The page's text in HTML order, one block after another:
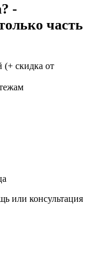
-
часть
(+ скидка от
или консультация